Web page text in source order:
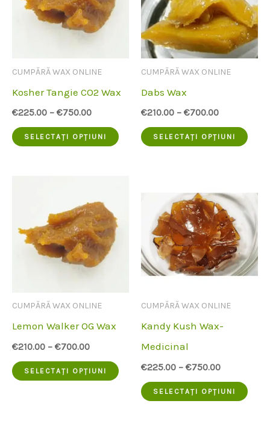
CUMPĂRĂ WAX ONLINE
Kosher Tangie CO2 Wax
€225.00 – €750.00
SELECTAȚI OPȚIUNI
Acest
variante.
Opțiunile
produsului
CUMPĂRĂ WAX ONLINE
Dabs Wax
€210.00 – €700.00
SELECTAȚI OPȚIUNI
mai
pot
CUMPĂRĂ WAX ONLINE
Lemon Walker OG Wax
€210.00 – €700.00
SELECTAȚI OPȚIUNI
Acest
produs
CUMPĂRĂ WAX ONLINE
Kandy Kush Wax-
Medicinal
€225.00 – €750.00
SELECTAȚI OPȚIUNI